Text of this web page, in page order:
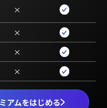
アムをはじめる
×
×
×
×